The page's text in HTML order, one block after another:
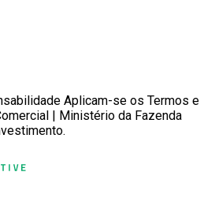
Aplicam-se os Termos e
| Ministério da Fazenda